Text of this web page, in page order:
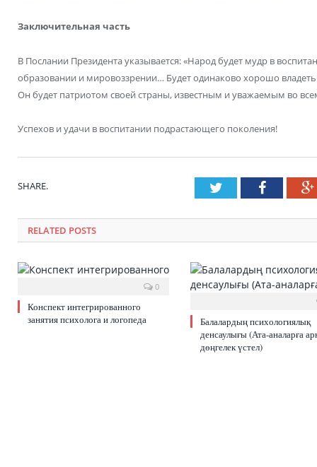
Заключительная часть
В Послании Президента указывается: «Народ будет мудр в
образовании и мировоззрении… Будет одинаково хорошо
Он будет патриотом своей страны, известным и уважаемым во
Успехов и удачи в воспитании подрастающего поколения!
SHARE. Twitter
RELATED POSTS
0
Конспект интегрированного
занятия психолога и логопеда
Балалардың психологиялық
денсаулығы (Ата-аналарға
дөңгелек үстел)